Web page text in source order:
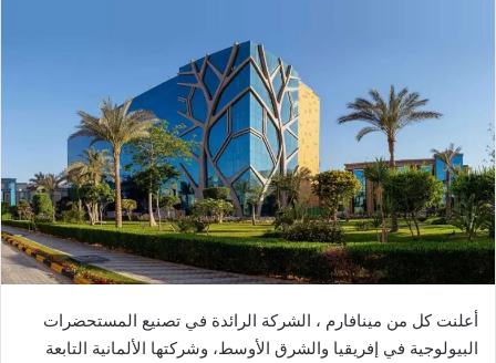
ي
د
ا
ل
ك
ت
و
ن
أعلنت كل من مينافارم ، الشركة الرائدة في تصنيع المستحضرات
البيولوجية في إفريقيا والشرق الأوسط، وشركتها الألمانية التابعة